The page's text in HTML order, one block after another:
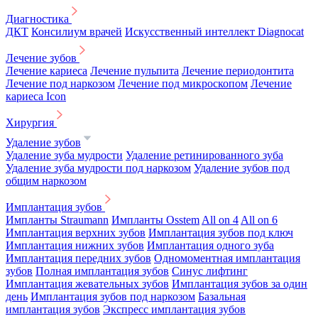
Диагностика
ДКТ Консилиум врачей Искусственный интеллект Diagnocat
Лечение зубов
Лечение кариеса Лечение пульпита Лечение периодонтита
Лечение под наркозом Лечение под микроскопом Лечение
кариеса Icon
Хирургия
Удаление зубов
Удаление зуба мудрости Удаление ретинированного зуба
Удаление зуба мудрости под наркозом Удаление зубов под
общим наркозом
Имплантация зубов
Импланты Straumann Импланты Osstem All on 4 All on 6
Имплантация верхних зубов Имплантация зубов под ключ
Имплантация нижних зубов Имплантация одного зуба
Имплантация передних зубов Одномоментная имплантация
зубов Полная имплантация зубов Синус лифтинг
Имплантация жевательных зубов Имплантация зубов за один
день Имплантация зубов под наркозом Базальная
имплантация зубов Экспресс имплантация зубов